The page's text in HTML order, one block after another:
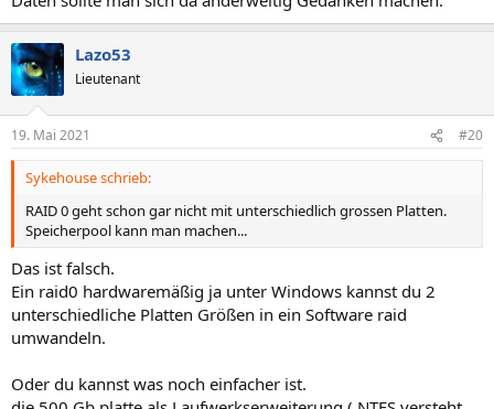
Lazo53
Lieutenant
19. Mai 2021 #20
Sykehouse schrieb:
RAID 0 geht schon gar nicht mit unterschiedlich grossen Platten.
Speicherpool kann man machen...
Das ist falsch.
Ein raid0 hardwaremäßig ja unter Windows kannst du 2
unterschiedliche Platten Größen in ein Software raid
umwandeln.
Oder du kannst was noch einfacher ist.